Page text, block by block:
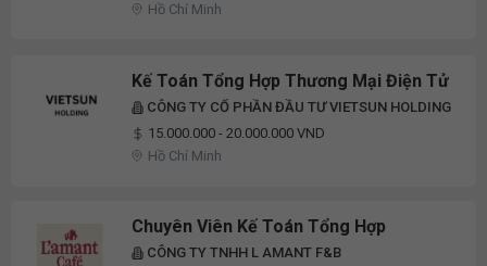
Hồ Chí Minh
Kế Toán Tổng Hợp Thương Mại Điện Tử
CÔNG TY CỔ PHẦN ĐẦU TƯ VIETSUN HOLDING
15.000.000 - 20.000.000 VND
Hồ Chí Minh
Chuyên Viên Kế Toán Tổng Hợp
CÔNG TY TNHH L AMANT F&B